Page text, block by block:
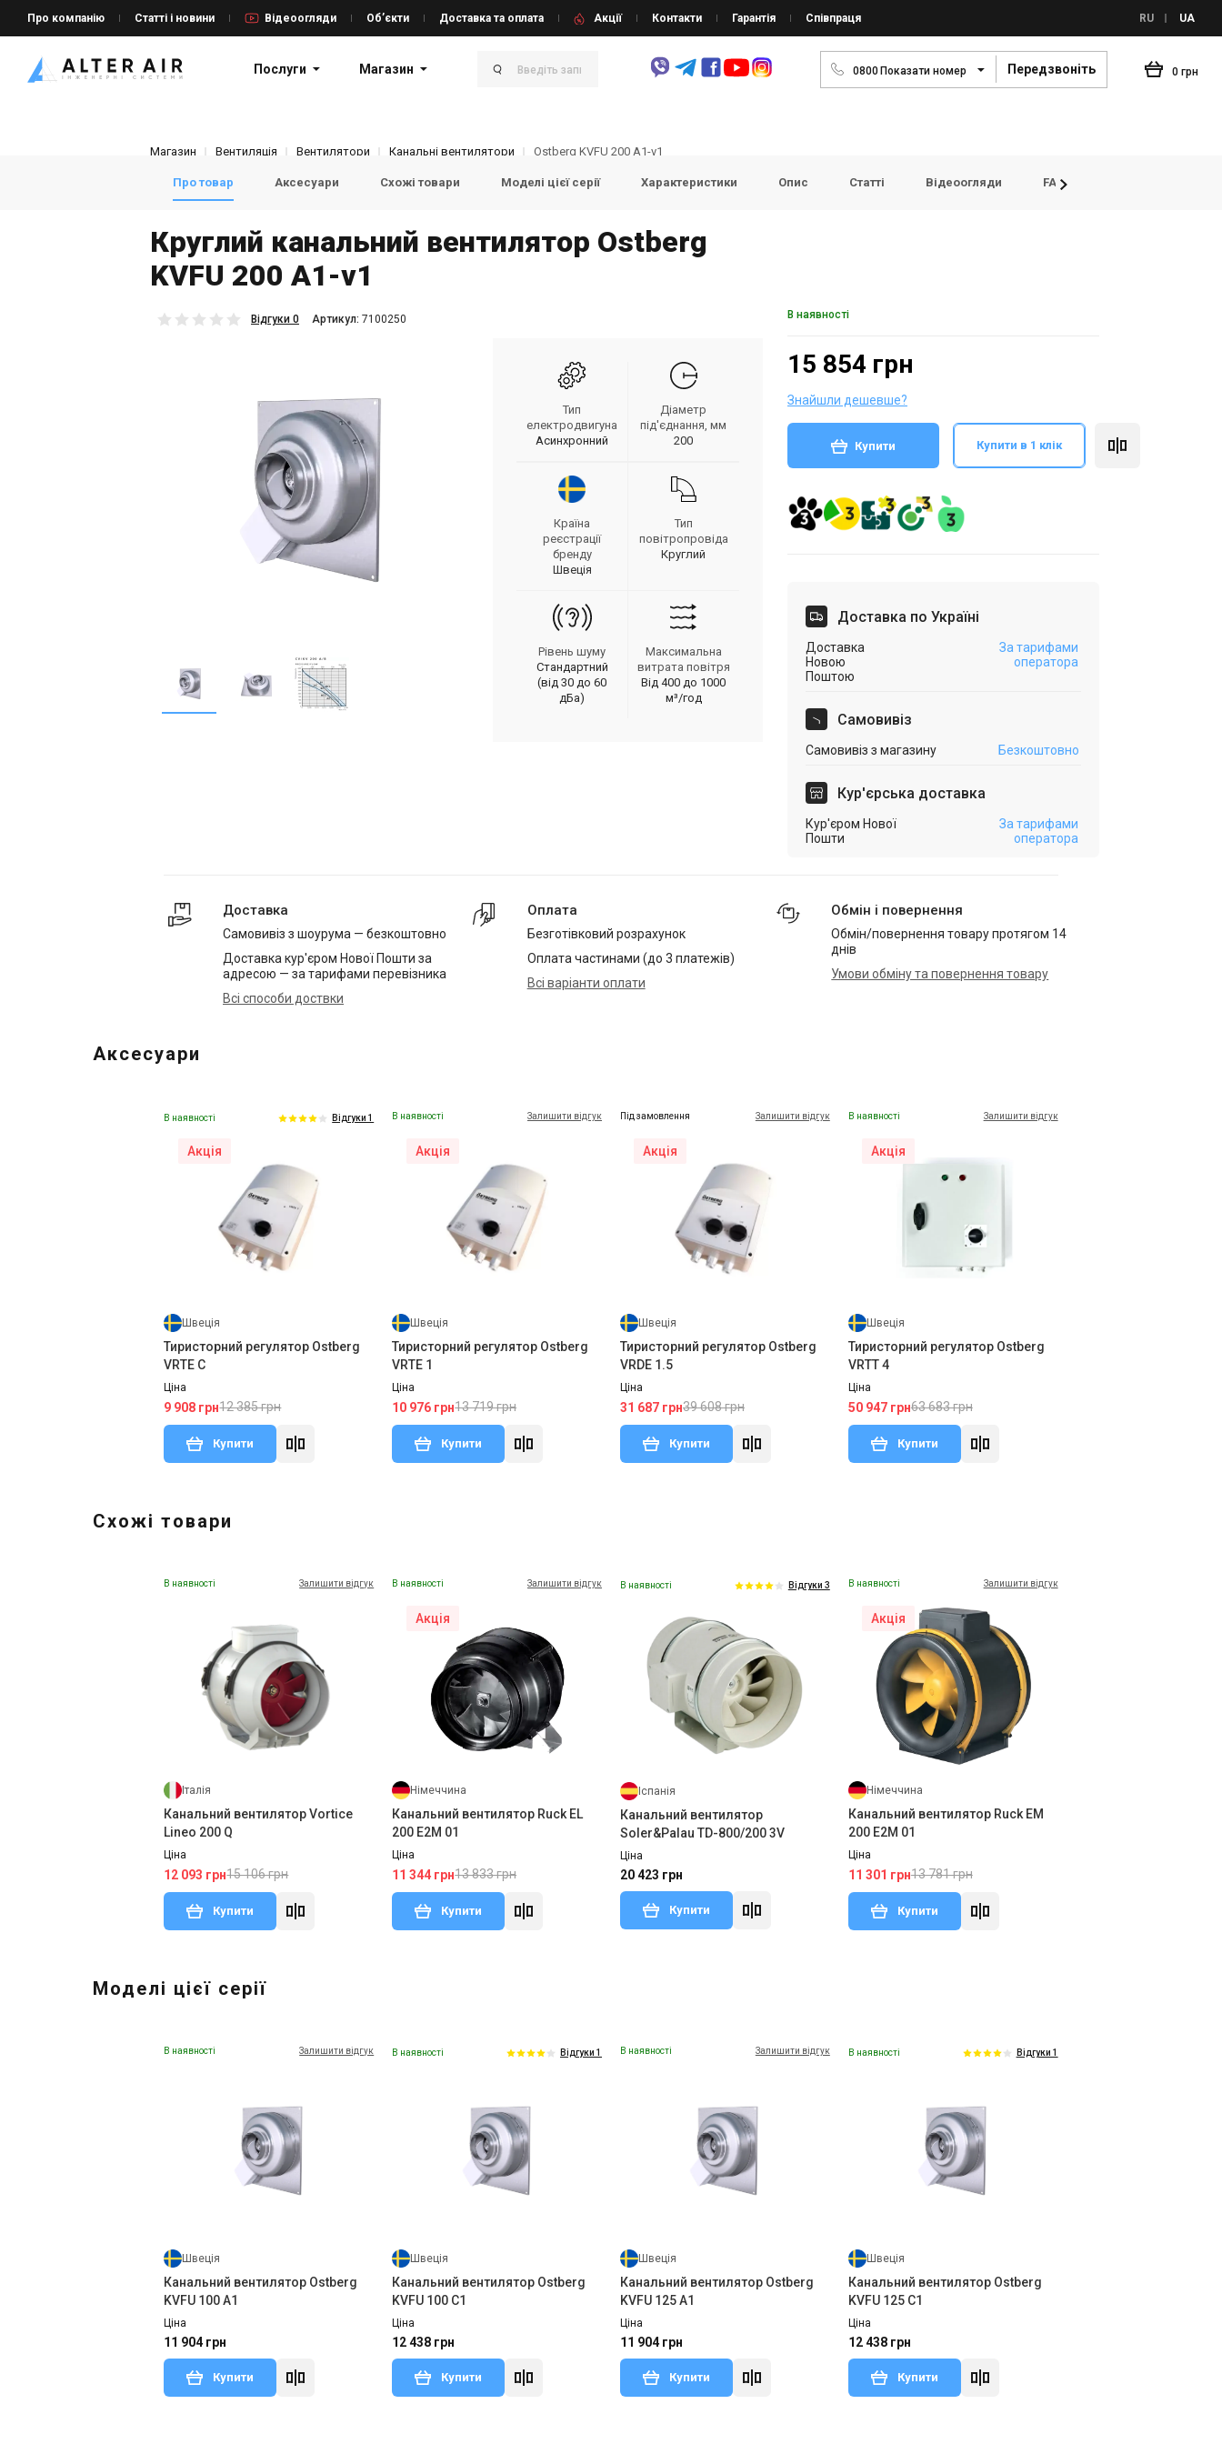
Про компанію Статті і новини Відеоогляди Об’єкти Доставка та оплата Акції Контакти Гарантія Співпраця RU UA
Послуги Магазин 0800Показати номер Передзвоніть 0 грн
Магазин Вентиляція Вентилятори Канальні вентилятори Ostberg KVFU 200 A1-v1
Про товар Аксесуари Схожі товари Моделі цієї серії Характеристики Опис Статті Відеоогляди FAQ
Круглий канальний вентилятор Ostberg
KVFU 200 A1-v1
Відгуки 0 Aртикул: 7100250
Тип
електродвигуна
Асинхронний
Діаметр
під'єднання, мм
200
Країна
реєстрації
бренду
Швеція
Тип
повітропровіда
Круглий
Рівень шуму
Стандартний
(від 30 до 60
дБа)
Максимальна
витрата повітря
Від 400 до 1000
м³/год
В наявності
15 854 грн
Знайшли дешевше?
Купити Купити в 1 клік
Доставка по Україні
Доставка
Новою
Поштою
За тарифами
оператора
Самовивіз
Самовивіз з магазину Безкоштовно
Кур'єрська доставка
Кур'єром Нової
Пошти
За тарифами
оператора
Доставка
Самовивіз з шоурума — безкоштовно
Доставка кур'єром Нової Пошти за
адресою — за тарифами перевізника
Всі способи доствки
Оплата
Безготівковий розрахунок
Оплата частинами (до 3 платежів)
Всі варіанти оплати
Обмін і повернення
Обмін/повернення товару протягом 14
днів
Умови обміну та повернення товару
Аксесуари
В наявності Відгуки 1
Акція
Швеція
Тиристорний регулятор Ostberg
VRTE C
Ціна
9 908 грн12 385 грн
Купити
В наявності Залишити відгук
Акція
Швеція
Тиристорний регулятор Ostberg
VRTE 1
Ціна
10 976 грн13 719 грн
Купити
Під замовлення Залишити відгук
Акція
Швеція
Тиристорний регулятор Ostberg
VRDE 1.5
Ціна
31 687 грн39 608 грн
Купити
В наявності Залишити відгук
Акція
Швеція
Тиристорний регулятор Ostberg
VRTT 4
Ціна
50 947 грн63 683 грн
Купити
Схожі товари
В наявності Залишити відгук
Італія
Канальний вентилятор Vortice
Lineo 200 Q
Ціна
12 093 грн15 106 грн
Купити
В наявності Залишити відгук
Акція
Німеччина
Канальний вентилятор Ruck EL
200 E2M 01
Ціна
11 344 грн13 833 грн
Купити
В наявності Відгуки 3
Іспанія
Канальний вентилятор
Soler&Palau TD-800/200 3V
Ціна
20 423 грн
Купити
В наявності Залишити відгук
Акція
Німеччина
Канальний вентилятор Ruck EM
200 E2M 01
Ціна
11 301 грн13 781 грн
Купити
Моделі цієї серії
В наявності Залишити відгук
Швеція
Канальний вентилятор Ostberg
KVFU 100 A1
Ціна
11 904 грн
Купити
В наявності Відгуки 1
Швеція
Канальний вентилятор Ostberg
KVFU 100 C1
Ціна
12 438 грн
Купити
В наявності Залишити відгук
Швеція
Канальний вентилятор Ostberg
KVFU 125 A1
Ціна
11 904 грн
Купити
В наявності Відгуки 1
Швеція
Канальний вентилятор Ostberg
KVFU 125 C1
Ціна
12 438 грн
Купити